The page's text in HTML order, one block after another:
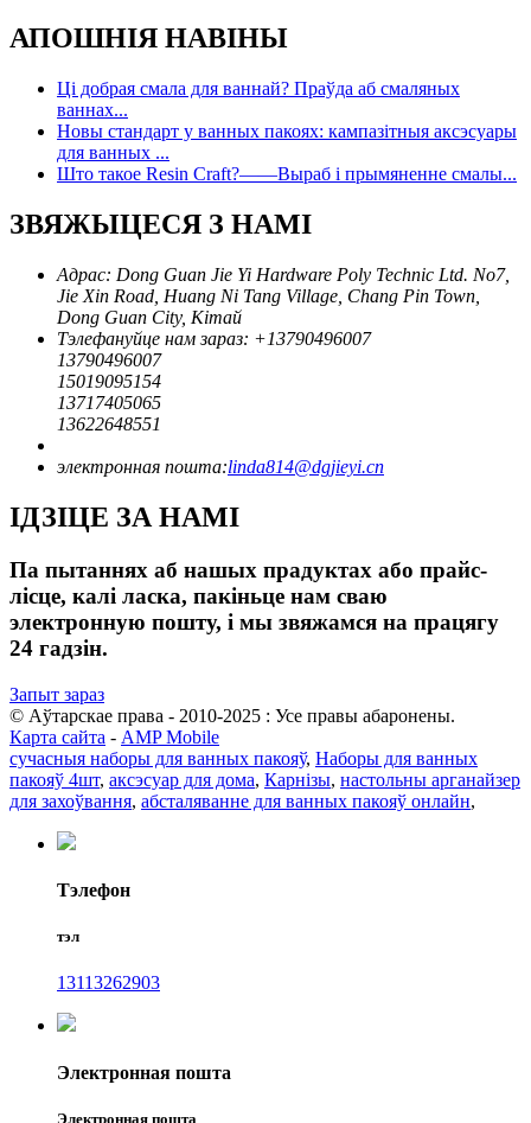
АПОШНІЯ НАВІНЫ
Ці добрая смала для ваннай? Праўда аб смаляных
ваннах...
Новы стандарт у ванных пакоях: кампазітныя аксэсуары
для ванных ...
Што такое Resin Craft?——Выраб і прымяненне смалы...
ЗВЯЖЫЦЕСЯ З НАМІ
Адрас: Dong Guan Jie Yi Hardware Poly Technic Ltd. No7,
Jie Xin Road, Huang Ni Tang Village, Chang Pin Town,
Dong Guan City, Кітай
Тэлефануйце нам зараз: +13790496007
13790496007
15019095154
13717405065
13622648551
электронная пошта:linda814@dgjieyi.cn
ІДЗІЦЕ ЗА НАМІ
Па пытаннях аб нашых прадуктах або прайс-
лісце, калі ласка, пакіньце нам сваю
электронную пошту, і мы звяжамся на працягу
24 гадзін.
Запыт зараз
© Аўтарскае права - 2010-2025 : Усе правы абаронены.
Карта сайта - AMP Mobile
сучасныя наборы для ванных пакояў, Наборы для ванных
пакояў 4шт, аксэсуар для дома, Карнізы, настольны арганайзер
для захоўвання, абсталяванне для ванных пакояў онлайн,
Тэлефон
тэл
13113262903
Электронная пошта
Электронная пошта